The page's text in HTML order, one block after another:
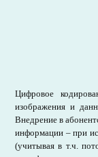
Цифровое
изображения и
Внедрение в
информации – при
(учитывая в т.ч.